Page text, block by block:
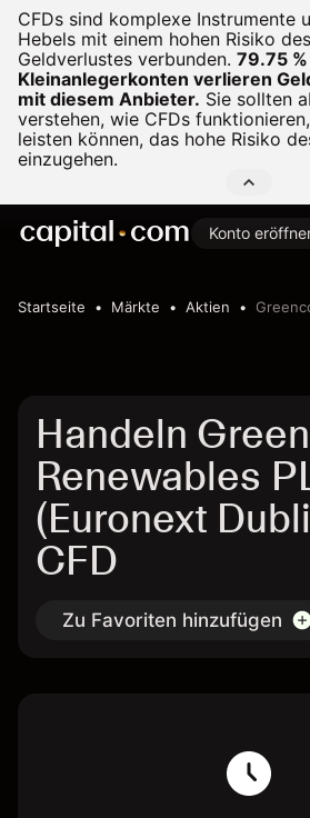
CFDs sind komplexe Instrumente
Hebels mit einem hohen Risiko
Geldverlustes verbunden. 79.75
Kleinanlegerkonten verlieren
mit diesem Anbieter. Sie sollten
verstehen, wie CFDs
leisten können, das hohe Risiko
einzugehen.
Konto
Startseite Märkte Aktien Greencoat
Handeln
Renewables
(Euronext
CFD
Zu Favoriten hinzufügen